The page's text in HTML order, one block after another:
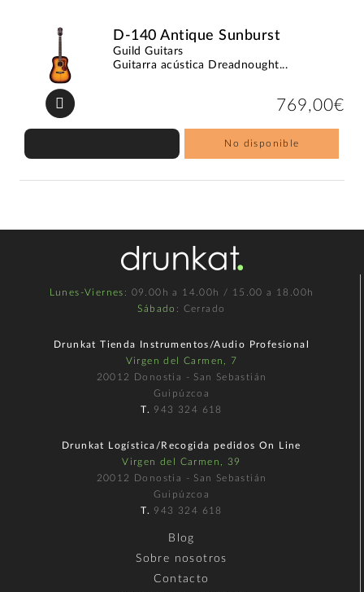
D-140 Antique Sunburst
Guild Guitars
Guitarra acústica Dreadnought...
769,00€
No disponible
Lunes-Viernes : 09.00h a 14.00h / 15.00 a 18.00h
Sábado : Cerrado
Drunkat Tienda Instrumentos/Audio Profesional
Virgen del Carmen, 7
20012 Donostia - San Sebastián
Guipúzcoa
T. 943 324 618
Drunkat Logística/Recogida pedidos On Line
Virgen del Carmen, 39
20012 Donostia - San Sebastián
Guipúzcoa
T. 943 324 618
Blog
Sobre nosotros
Contacto